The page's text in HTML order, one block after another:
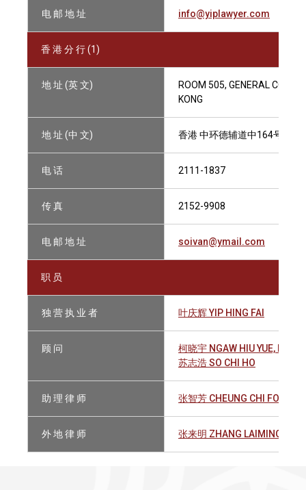
电 邮 地 址 info@yiplawyer.com
香 港 分 行 (1)
地 址 (英 文)
ROOM 505, GENERAL
KONG
地 址 (中 文) 香港 中环德辅道中164号 通
电 话 2111-1837
传 真 2152-9908
电 邮 地 址 soivan@ymail.com
职 员
独 营 执 业 者 叶庆辉 YIP HING FAI
顾 问
柯晓宇 NGAW HIU YUE, HUGO
苏志浩 SO CHI HO
助 理 律 师 张智芳 CHEUNG CHI FONG
外 地 律 师 张来明 ZHANG LAIMING